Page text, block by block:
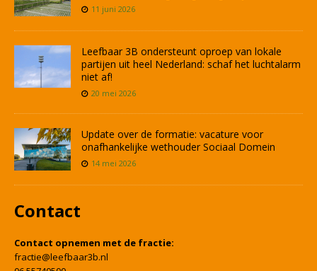
11 juni 2026
Leefbaar 3B ondersteunt oproep van lokale
partijen uit heel Nederland: schaf het luchtalarm
niet af!
20 mei 2026
Update over de formatie: vacature voor
onafhankelijke wethouder Sociaal Domein
14 mei 2026
Contact
Contact opnemen met de fractie:
fractie@leefbaar3b.nl